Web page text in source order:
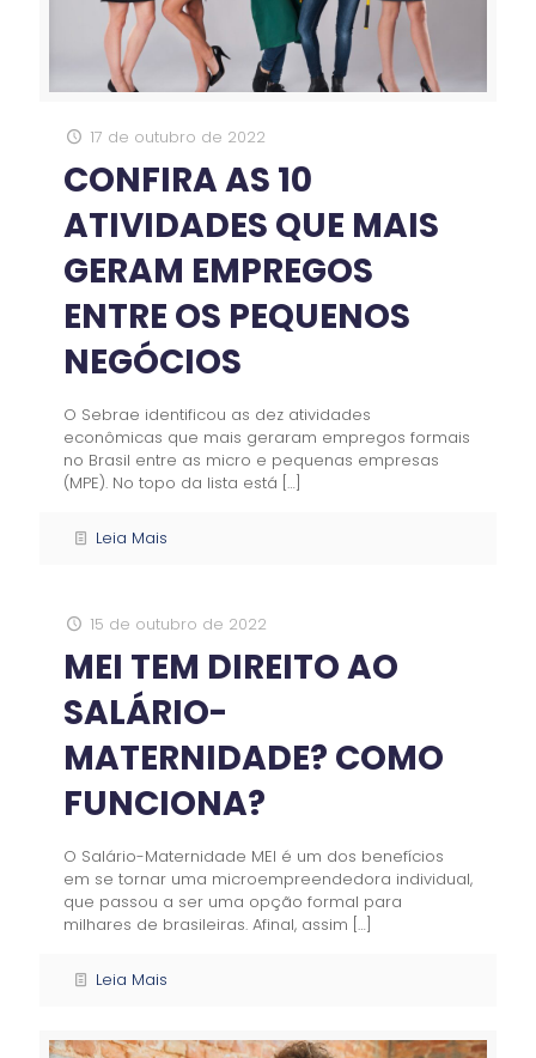
17 de outubro de 2022
CONFIRA AS 10
ATIVIDADES QUE MAIS
GERAM EMPREGOS
ENTRE OS PEQUENOS
NEGÓCIOS
O Sebrae identificou as dez atividades
econômicas que mais geraram empregos formais
no Brasil entre as micro e pequenas empresas
(MPE). No topo da lista está […]
Leia Mais
15 de outubro de 2022
MEI TEM DIREITO AO
SALÁRIO-
MATERNIDADE? COMO
FUNCIONA?
O Salário-Maternidade MEI é um dos benefícios
em se tornar uma microempreendedora individual,
que passou a ser uma opção formal para
milhares de brasileiras. Afinal, assim […]
Leia Mais